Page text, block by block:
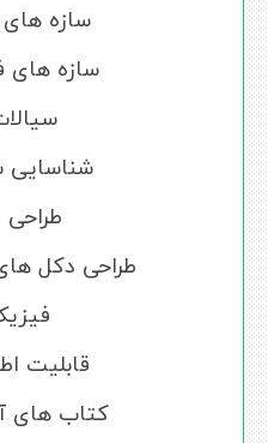
سازه
سازه های
طراحی دکل
قابلیت
کتاب های